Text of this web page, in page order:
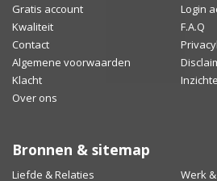
Gratis account
Login
Kwaliteit
F.A.Q
Contact
Algemene voorwaarden
Klacht
Over ons
Bronnen & sitemap
Liefde & Relaties Werk